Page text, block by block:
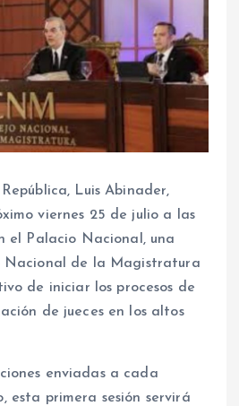
Luis Abinader,
viernes 25 de julio a las
el Palacio Nacional, una
Nacional de la Magistratura
de iniciar los procesos de
de jueces en los altos
enviadas a cada
esta primera sesión servirá